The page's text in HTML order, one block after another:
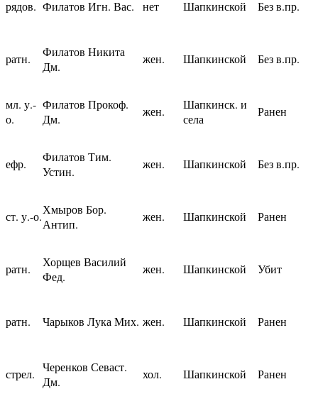
рядов. Филатов Игн. Вас. нет Шапкинской Без в.пр.
ратн.
Филатов Никита
Дм.
жен. Шапкинской Без в.пр.
мл. у.-
о.
Филатов Прокоф.
Дм.
жен.
Шапкинск. и
села
Ранен
ефр.
Филатов Тим.
Устин.
жен. Шапкинской Без в.пр.
ст. у.-о.Хмыров Бор.
Антип.
жен. Шапкинской Ранен
ратн.
Хорщев Василий
Фед.
жен. Шапкинской Убит
ратн. Чарыков Лука Мих. жен. Шапкинской Ранен
стрел. Черенков Севаст.
Дм.
хол. Шапкинской Ранен